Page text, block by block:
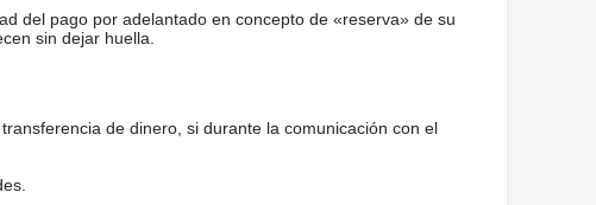
del pago por adelantado en concepto de «reserva» de su
sin dejar huella.
de dinero, si durante la comunicación con el